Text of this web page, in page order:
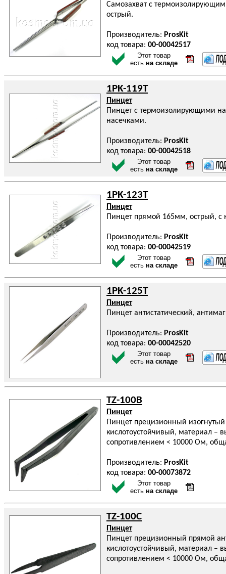
Самозахват с
острый.
Производитель: ProsKit
код товара: 00-00042517
Этот товар
есть на складе
1PK-119T
Пинцет
Пинцет с термоизолирующими
насечками.
Производитель: ProsKit
код товара: 00-00042518
Этот товар
есть на складе
1PK-123T
Пинцет
Пинцет прямой 165мм, острый, с
Производитель: ProsKit
код товара: 00-00042519
Этот товар
есть на складе
1PK-125T
Пинцет
Пинцет антистатический,
Производитель: ProsKit
код товара: 00-00042520
Этот товар
есть на складе
TZ-100B
Пинцет
Пинцет прецизионный изогнутый
кислотоустойчивый, материал –
сопротивлением < 10000 Ом,
Производитель: ProsKit
код товара: 00-00073872
Этот товар
есть на складе
TZ-100C
Пинцет
Пинцет прецизионный прямой
кислотоустойчивый, материал –
сопротивлением < 10000 Ом,